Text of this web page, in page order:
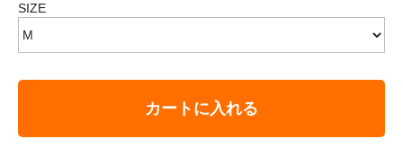
SIZE
カートに入れる